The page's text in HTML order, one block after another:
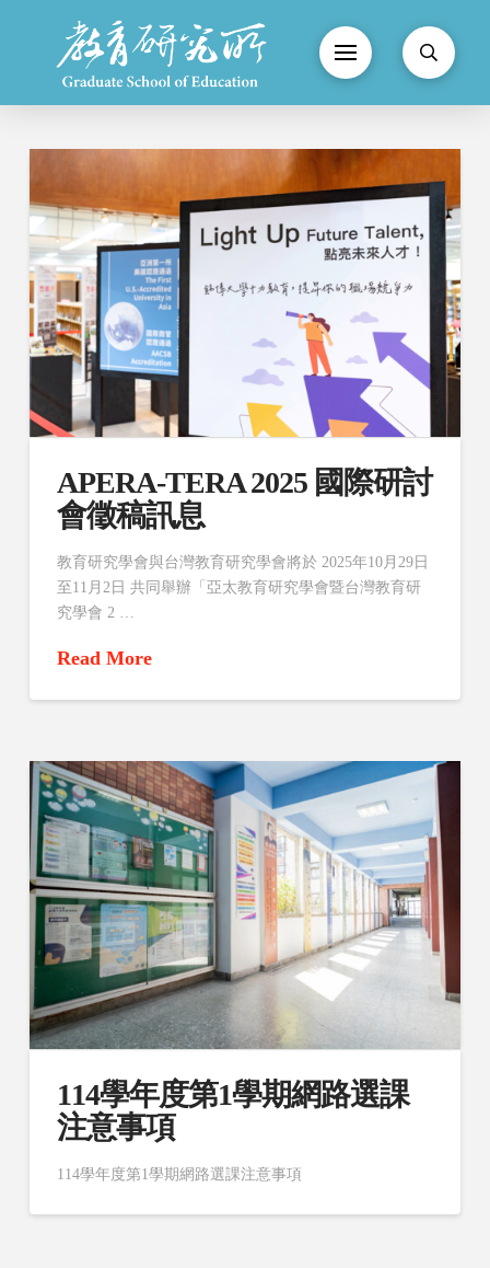
APERA-TERA 2025 國際研討
會徵稿訊息
教育研究學會與台灣教育研究學會將於 2025年10月29日
至11月2日 共同舉辦「亞太教育研究學會暨台灣教育研
究學會 2 …
Read More
114學年度第1學期網路選課
注意事項
114學年度第1學期網路選課注意事項